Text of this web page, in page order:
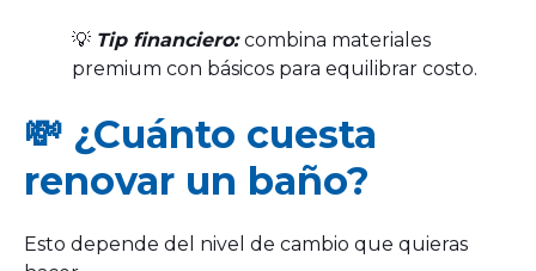
💡 Tip financiero: combina materiales
premium con básicos para equilibrar costo.
💸 ¿Cuánto cuesta
renovar un baño?
Esto depende del nivel de cambio que quieras